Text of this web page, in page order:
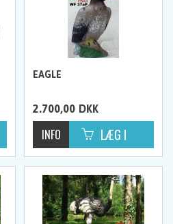
EAGLE
2.700,00 DKK